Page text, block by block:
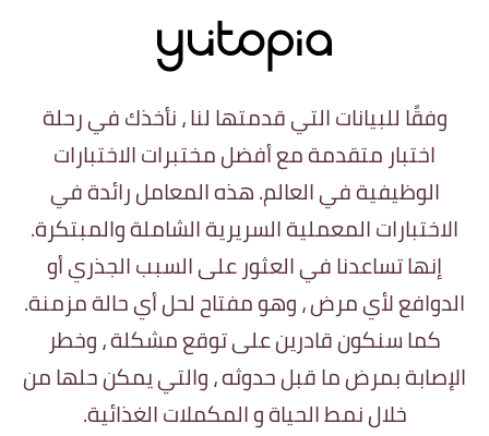
وفقًا للبيانات التي قدمتها لنا ، نأخذك في رحلة
اختبار متقدمة مع أفضل مختبرات الاختبارات
الوظيفية في العالم. هذه المعامل رائدة في
الاختبارات المعملية السريرية الشاملة والمبتكرة.
إنها تساعدنا في العثور على السبب الجذري أو
الدوافع لأي مرض ، وهو مفتاح لحل أي حالة مزمنة.
كما سنكون قادرين على توقع مشكلة ، وخطر
الإصابة بمرض ما قبل حدوثه ، والتي يمكن حلها من
خلال نمط الحياة و المكملات الغذائية.